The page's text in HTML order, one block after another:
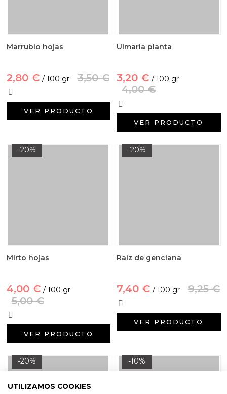
Marrubio hojas
2,80 € / 100 gr 3,50 €
VER PRODUCTO
Ulmaria planta
3,20 € / 100 gr
4,00 €
VER PRODUCTO
-20%
Mirto hojas
4,00 € / 100 gr
5,00 €
VER PRODUCTO
-20%
Raiz de genciana
7,40 € / 100 gr 9,25 €
VER PRODUCTO
-20% -10%
UTILIZAMOS COOKIES